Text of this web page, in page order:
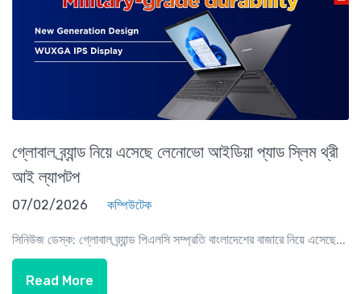
গ্লোবাল ব্র্যান্ড নিয়ে এসেছে লেনোভো আইডিয়া প্যাড স্লিম থ্রী
আই ল্যাপটপ
07/02/2026 কম্পিউটেক
সিনিউজ ডেস্ক: গ্লোবাল ব্র্যান্ড পিএলসি সম্প্রতি বাংলাদেশের বাজারে নিয়ে এসেছে...
Read More